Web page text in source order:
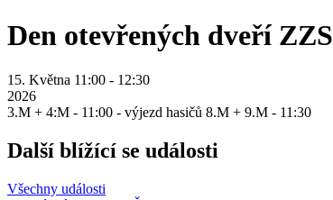
Den otevřených dveří ZZS
15. Května 11:00 - 12:30
2026
3.M + 4:M - 11:00 - výjezd hasičů 8.M + 9.M - 11:30
Další blížící se události
Všechny události